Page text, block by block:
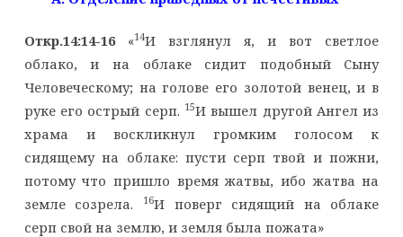
Откр.14:14-16«14И взглянул я, и вот светлое
облако, и на облаке сидит подобный Сыну
Человеческому; на голове его золотой венец, и в
руке его острый серп. 15И вышел другой Ангел из
храма и воскликнул громким голосом к
сидящему на облаке: пусти серп твой и пожни,
потому что пришло время жатвы, ибо жатва на
земле созрела.
16И поверг сидящий на облаке
серп свой на землю, и земля была пожата»